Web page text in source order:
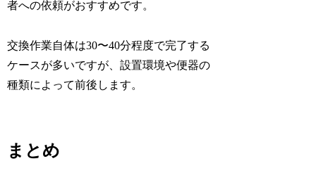
者への依頼がおすすめです。
交換作業自体は30〜40分程度で完了する
ケースが多いですが、設置環境や便器の
種類によって前後します。
まとめ